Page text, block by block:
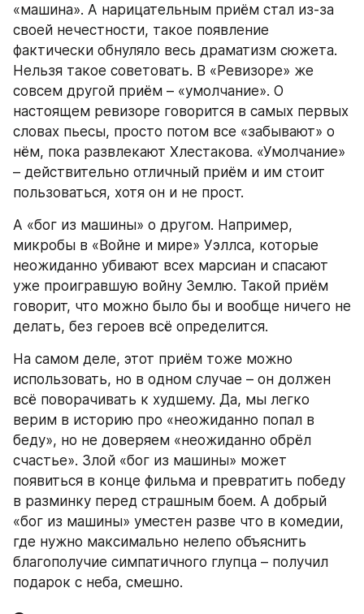
«машина». А нарицательным приём стал из-за
своей нечестности, такое появление
фактически обнуляло весь драматизм сюжета.
Нельзя такое советовать. В «Ревизоре» же
совсем другой приём – «умолчание». О
настоящем ревизоре говорится в самых первых
словах пьесы, просто потом все «забывают» о
нём, пока развлекают Хлестакова. «Умолчание»
– действительно отличный приём и им стоит
пользоваться, хотя он и не прост.
А «бог из машины» о другом. Например,
микробы в «Войне и мире» Уэллса, которые
неожиданно убивают всех марсиан и спасают
уже проигравшую войну Землю. Такой приём
говорит, что можно было бы и вообще ничего не
делать, без героев всё определится.
На самом деле, этот приём тоже можно
использовать, но в одном случае – он должен
всё поворачивать к худшему. Да, мы легко
верим в историю про «неожиданно попал в
беду», но не доверяем «неожиданно обрёл
счастье». Злой «бог из машины» может
появиться в конце фильма и превратить победу
в разминку перед страшным боем. А добрый
«бог из машины» уместен разве что в комедии,
где нужно максимально нелепо объяснить
благополучие симпатичного глупца – получил
подарок с неба, смешно.